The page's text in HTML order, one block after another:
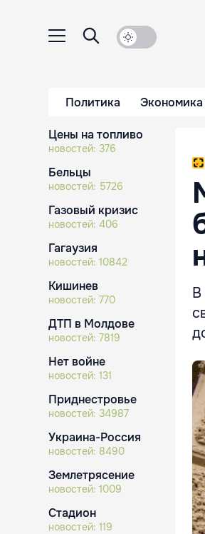
Политика Экономика
Цены на топливо
новостей: 376
Бельцы
новостей: 5726
Газовый кризис
новостей: 406
Гагаузия
новостей: 10842
Кишинев
новостей: 770
ДТП в Молдове
новостей: 7819
Нет войне
новостей: 131
Приднестровье
новостей: 34987
Украина-Россия
новостей: 8490
Землетрясение
новостей: 1009
Стадион
новостей: 119
В